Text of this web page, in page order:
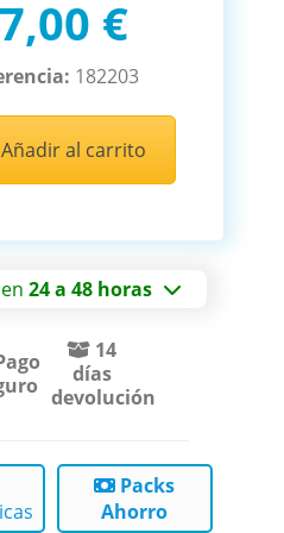
€
182203
Añadir al carrito
en24 a 48 horas
14
días
devolución
Packs
Ahorro